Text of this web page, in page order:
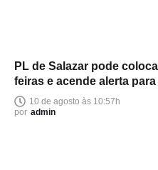
PL de Salazar pode
feiras e acende alerta
Manaus
10 de agosto às 10:57h
por admin